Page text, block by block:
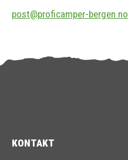
post@proficamper-bergen.no
KONTAKT